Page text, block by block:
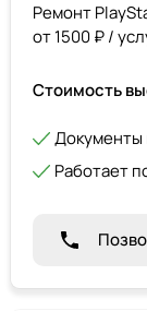
Ремонт
от 1500 ₽ /
Стоимость
Документы
Работает